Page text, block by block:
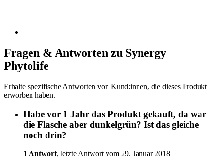
Fragen & Antworten zu Synergy
Phytolife
Erhalte spezifische Antworten von Kund:innen, die dieses Produkt
erworben haben.
Habe vor 1 Jahr das Produkt gekauft, da war
die Flasche aber dunkelgrün? Ist das gleiche
noch drin?
1 Antwort, letzte Antwort vom 29. Januar 2018